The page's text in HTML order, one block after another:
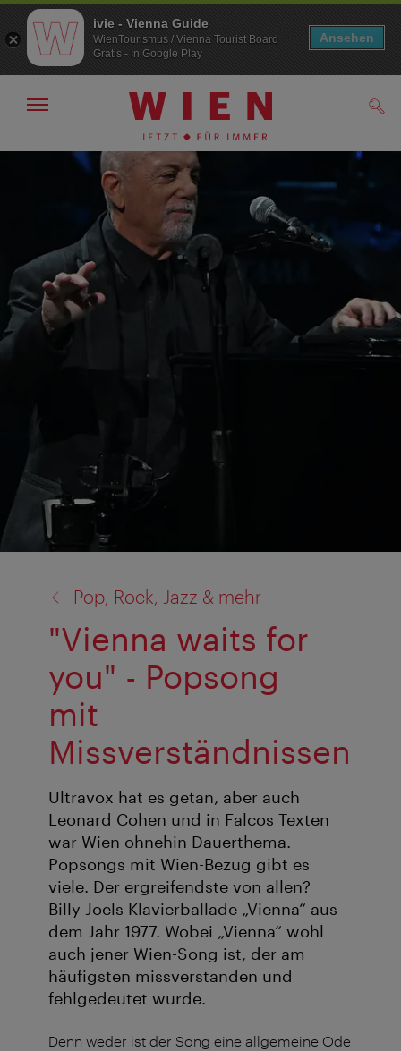
Zur
Zum
Navigation
Pop, Rock, Jazz & mehr
"Vienna waits for
you" - Popsong
mit
Missverständnissen
Ultravox hat es getan, aber auch
Leonard Cohen und in Falcos Texten
war Wien ohnehin Dauerthema.
Popsongs mit Wien-Bezug gibt es
viele. Der ergreifendste von allen?
Billy Joels Klavierballade „Vienna“ aus
dem Jahr 1977. Wobei „Vienna“ wohl
auch jener Wien-Song ist, der am
häufigsten missverstanden und
fehlgedeutet wurde.
Denn weder ist der Song eine allgemeine Ode
ivie - Vienna Guide
WienTourismus / Vienna Tourist Board
Gratis - In Google Play
Ansehen